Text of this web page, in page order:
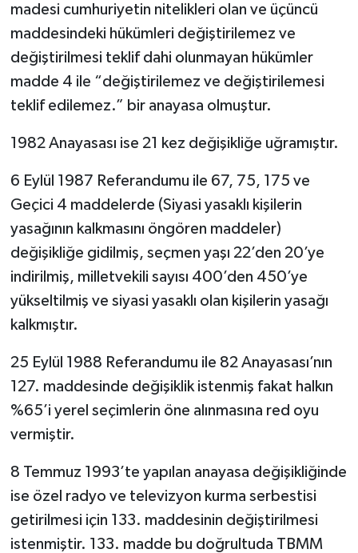
madesi cumhuriyetin nitelikleri olan ve üçüncü
maddesindeki hükümleri değiştirilemez ve
değiştirilmesi teklif dahi olunmayan hükümler
madde 4 ile “değiştirilemez ve değiştirilemesi
teklif edilemez.” bir anayasa olmuştur.
1982 Anayasası ise 21 kez değişikliğe uğramıştır.
6 Eylül 1987 Referandumu ile 67, 75, 175 ve
Geçici 4 maddelerde (Siyasi yasaklı kişilerin
yasağının kalkmasını öngören maddeler)
değişikliğe gidilmiş, seçmen yaşı 22’den 20’ye
indirilmiş, milletvekili sayısı 400’den 450’ye
yükseltilmiş ve siyasi yasaklı olan kişilerin yasağı
kalkmıştır.
25 Eylül 1988 Referandumu ile 82 Anayasası’nın
127. maddesinde değişiklik istenmiş fakat halkın
%65’i yerel seçimlerin öne alınmasına red oyu
vermiştir.
8 Temmuz 1993’te yapılan anayasa değişikliğinde
ise özel radyo ve televizyon kurma serbestisi
getirilmesi için 133. maddesinin değiştirilmesi
istenmiştir. 133. madde bu doğrultuda TBMM